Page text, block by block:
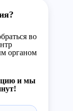
во
органом
и мы